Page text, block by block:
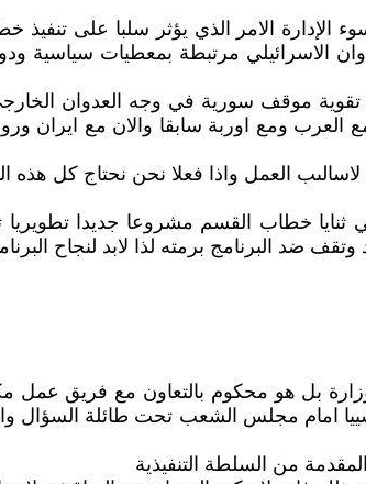
الامر الذي يؤثر سلبا على تنفيذ خطط
الاسرائيلي مرتبطة بمعطيات سياسية
تقوية موقف سورية في وجه العدوان
مع العرب ومع اوربة سابقا والان مع
لاسالىب العمل واذا فعلا نحن نحتاج كل هذه
الى الرئاسة واطلق في ثنايا خطاب القسم مشروعا جديدا
ضد البرنامج برمته لذا لابد لنجاح
بل هو محكوم بالتعاون مع فريق عمل
امام مجلس الشعب تحت طائلة السؤال
من السلطة التنفيذية